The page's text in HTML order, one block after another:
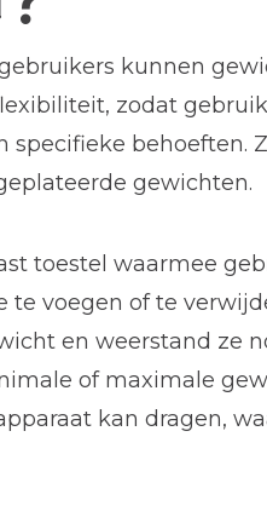
kunnen
zodat
behoeften.
gewichten.
toestel waarmee
voegen of te
en weerstand ze
of maximale
kan dragen,